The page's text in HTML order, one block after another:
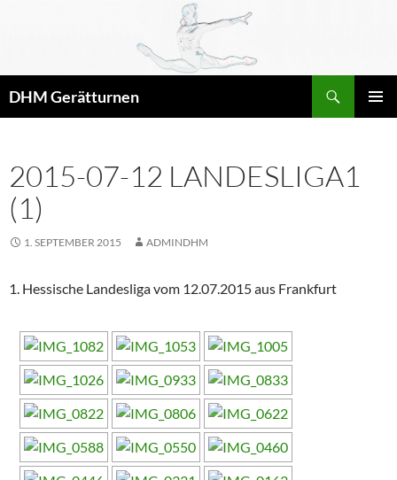
DHM Gerätturnen
2015-07-12 LANDESLIGA1
(1)
1. SEPTEMBER 2015 ADMINDHM
1. Hessische Landesliga vom 12.07.2015 aus Frankfurt